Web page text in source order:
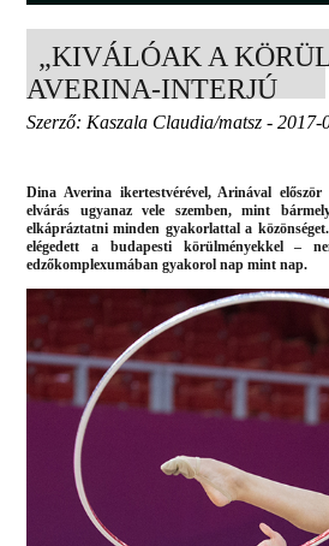
„KIVÁLÓAK A
AVERINA-INTERJÚ
Szerző: Kaszala Claudia/matsz -
Dina Averina ikertestvérével, Arinával
elvárás ugyanaz vele szemben, mint
elkápráztatni minden gyakorlattal a
elégedett a budapesti körülményekkel –
edzőkomplexumában gyakorol nap mint nap.